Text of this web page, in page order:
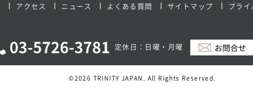
アクセス ニュース よくある質問 サイトマップ
プラ
定休日：日曜・月曜
©2026 TRINITY JAPAN. All Rights Reserved.